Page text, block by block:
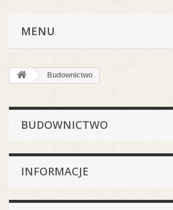
MENU
Budownictwo
BUDOWNICTWO
INFORMACJE